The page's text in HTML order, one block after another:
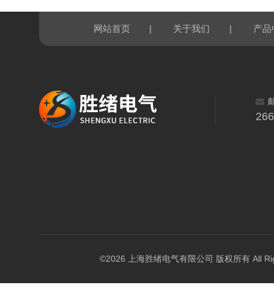
网站首页 | 关于我们 | 产品
©2026 上海胜绪电气有限公司 版权所有 All